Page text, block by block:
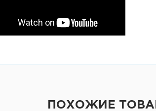
ПОХОЖИЕ